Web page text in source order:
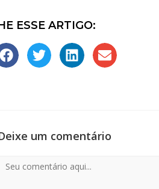
ESSE ARTIGO:
um comentário